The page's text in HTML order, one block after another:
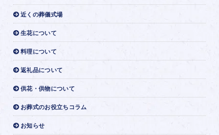
近くの葬儀式場
生花について
料理について
返礼品について
供花・供物について
お葬式のお役立ちコラム
お知らせ